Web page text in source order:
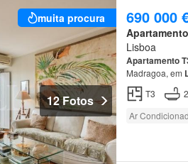
muita procura
12 Fotos
690 000
Apartamento
Lisboa
Apartamento
Madragoa, em
T3
2
Ar